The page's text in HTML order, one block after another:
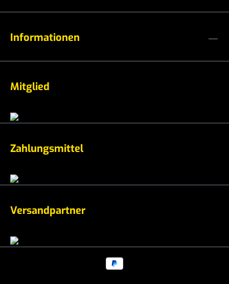
Informationen
Mitglied
Zahlungsmittel
Versandpartner